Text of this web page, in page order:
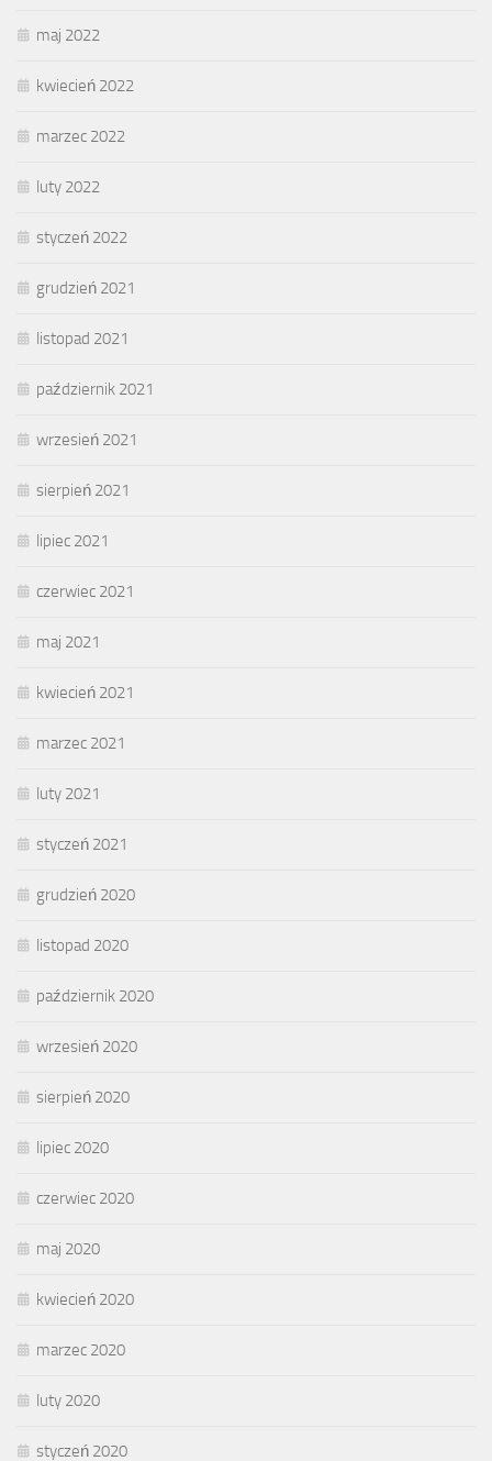
maj 2022
kwiecień 2022
marzec 2022
luty 2022
styczeń 2022
grudzień 2021
listopad 2021
październik 2021
wrzesień 2021
sierpień 2021
lipiec 2021
czerwiec 2021
maj 2021
kwiecień 2021
marzec 2021
luty 2021
styczeń 2021
grudzień 2020
listopad 2020
październik 2020
wrzesień 2020
sierpień 2020
lipiec 2020
czerwiec 2020
maj 2020
kwiecień 2020
marzec 2020
luty 2020
styczeń 2020